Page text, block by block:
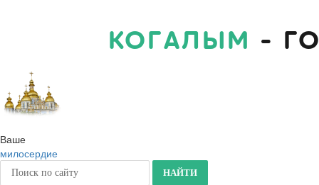
КОГАЛЫМ -
Ваше
милосердие